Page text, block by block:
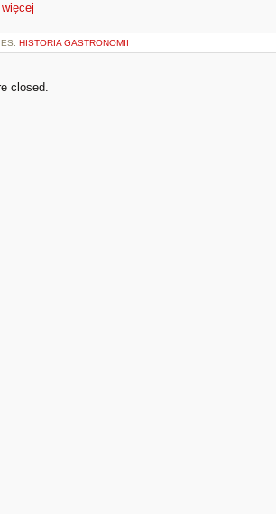
HISTORIA GASTRONOMII
closed.